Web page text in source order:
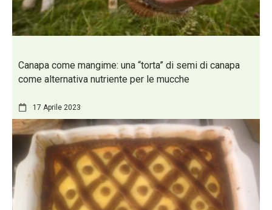
Canapa come mangime: una “torta” di semi di canapa
come alternativa nutriente per le mucche
17 Aprile 2023